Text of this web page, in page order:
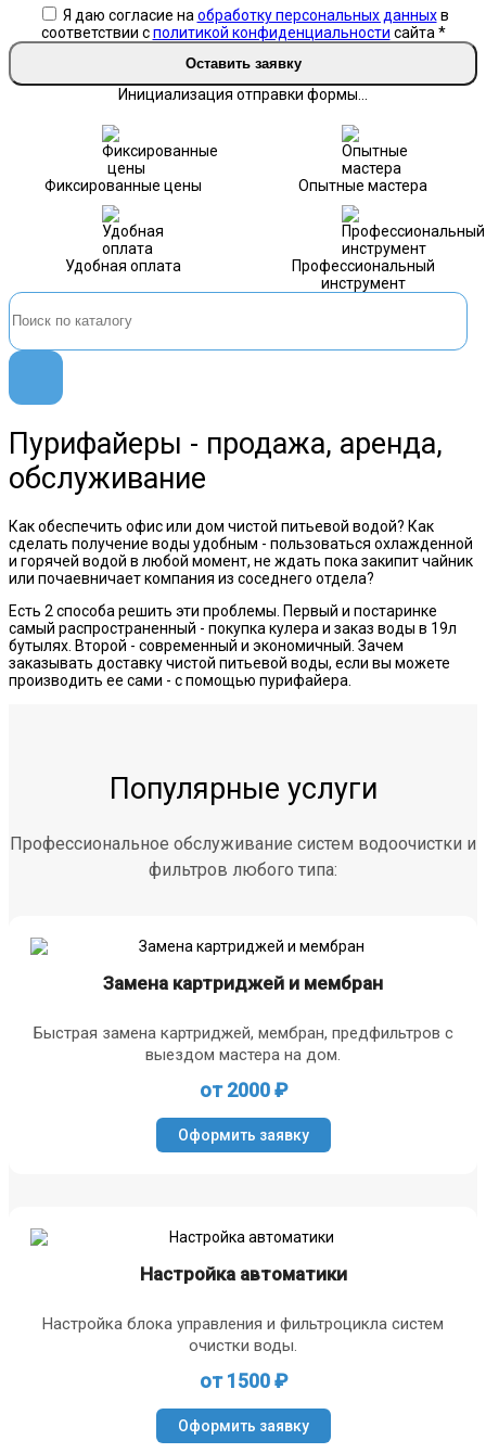
Я даю согласие на обработку персональных данныхв
соответствии сполитикой конфиденциальности сайта *
Оставить заявку
Инициализация отправки формы...
Фиксированные цены Опытные мастера
Удобная оплата
Профессиональный
инструмент
Пурифайеры - продажа, аренда,
обслуживание
Как обеспечить офис или дом чистой питьевой водой? Как
сделать получение воды удобным - пользоваться охлажденной
и горячей водой в любой момент, не ждать пока закипит чайник
или почаевничает компания из соседнего отдела?
Есть 2 способа решить эти проблемы. Первый и постаринке
самый распространенный - покупка кулера и заказ воды в 19л
бутылях. Второй - современный и экономичный. Зачем
заказывать доставку чистой питьевой воды, если вы можете
производить ее сами - с помощью пурифайера.
Популярные услуги
Профессиональное обслуживание систем водоочистки и
фильтров любого типа:
Замена картриджей и мембран
Быстрая замена картриджей, мембран, предфильтров с
выездом мастера на дом.
от 2000 ₽
Оформить заявку
Настройка автоматики
Настройка блока управления и фильтроцикла систем
очистки воды.
от 1500 ₽
Оформить заявку